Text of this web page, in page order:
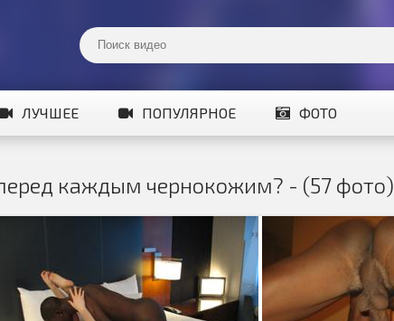
ЛУЧШЕЕ ПОПУЛЯРНОЕ ФОТО
каждым чернокожим? - (57 фото)